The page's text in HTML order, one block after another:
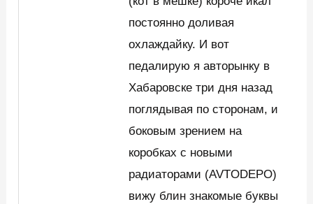
постоянно доливая
охлаждайку. И вот
педалирую я авторынку в
Хабаровске три дня назад
поглядывая по сторонам, и
боковым зрением на
коробках с новыми
радиаторами (AVTODEPO)
вижу блин знакомые буквы